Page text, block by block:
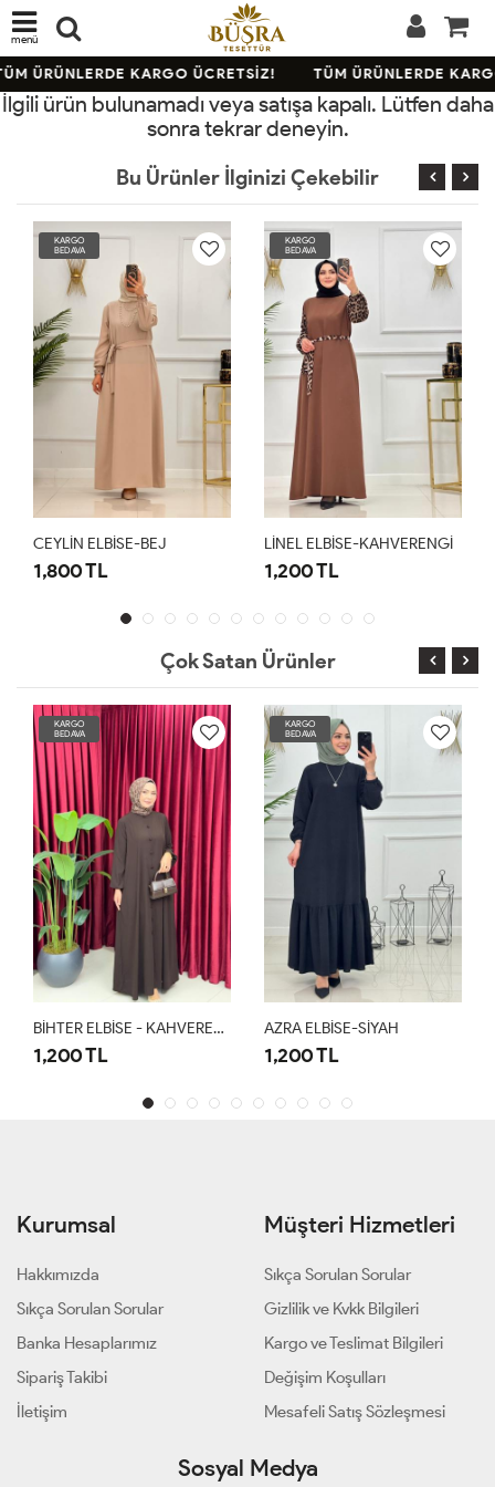
menü
ÜRÜNLERDE KARGO ÜCRETSİZ! TÜM ÜRÜNLERDE
İlgili ürün bulunamadı veya satışa kapalı. Lütfen daha
sonra tekrar deneyin.
Bu Ürünler İlginizi Çekebilir
ELBİSE-BEJ
TL
KARGO
BEDAVA
LİNEL ELBİSE-KAHVERENGİ
1,200 TL
KARGO
BEDAVA
LİNEL
Çok Satan Ürünler
KARGO
BEDAVA
BİHTER ELBİSE - KAHVERENGİ
1,200 TL
KARGO
BEDAVA
AZRA ELBİSE-SİYAH
1,200 TL
Kurumsal
Hakkımızda
Sıkça Sorulan Sorular
Banka Hesaplarımız
Sipariş Takibi
İletişim
Müşteri Hizmetleri
Sıkça Sorulan Sorular
Gizlilik ve Kvkk Bilgileri
Kargo ve Teslimat Bilgileri
Değişim Koşulları
Mesafeli Satış Sözleşmesi
Sosyal Medya